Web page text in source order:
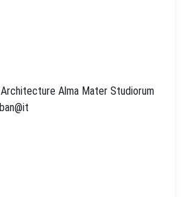
Alma Mater Studiorum